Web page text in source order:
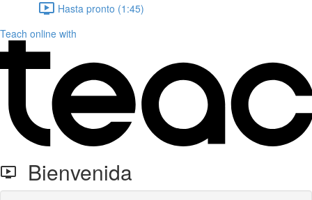
Hasta pronto (1:45)
Teach online with
Bienvenida